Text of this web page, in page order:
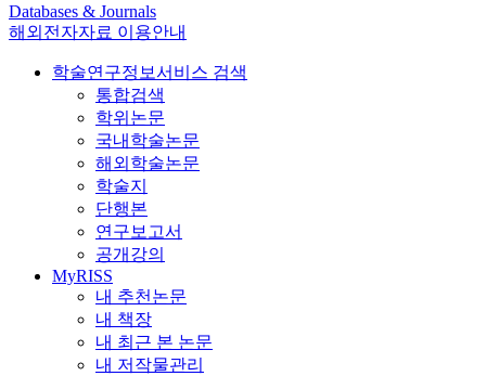
Databases & Journals
해외전자자료 이용안내
학술연구정보서비스 검색
통합검색
학위논문
국내학술논문
해외학술논문
학술지
단행본
연구보고서
공개강의
MyRISS
내 추천논문
내 책장
내 최근 본 논문
내 저작물관리